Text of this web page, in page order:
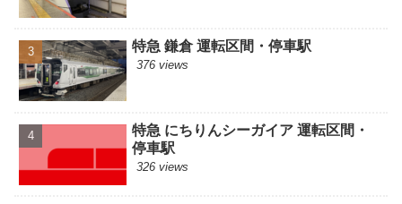
特急 鎌倉 運転区間・停車駅
376 views
特急 にちりんシーガイア 運転区間・
停車駅
326 views